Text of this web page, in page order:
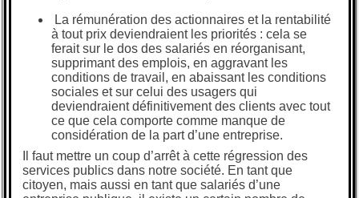
La rémunération des actionnaires et la rentabilité
à tout prix deviendraient les priorités : cela se
ferait sur le dos des salariés en réorganisant,
supprimant des emplois, en aggravant les
conditions de travail, en abaissant les conditions
sociales et sur celui des usagers qui
deviendraient définitivement des clients avec tout
ce que cela comporte comme manque de
considération de la part d’une entreprise.
Il faut mettre un coup d’arrêt à cette régression des
services publics dans notre société. En tant que
citoyen, mais aussi en tant que salariés d’une